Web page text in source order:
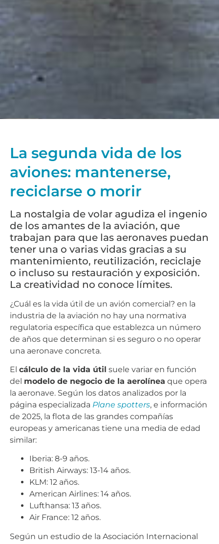
La segunda vida de los
aviones: mantenerse,
reciclarse o morir
La nostalgia de volar agudiza el ingenio
de los amantes de la aviación, que
trabajan para que las aeronaves puedan
tener una o varias vidas gracias a su
mantenimiento, reutilización, reciclaje
o incluso su restauración y exposición.
La creatividad no conoce límites.
¿Cuál es la vida útil de un avión comercial? en la
industria de la aviación no hay una normativa
regulatoria específica que establezca un número
de años que determinan si es seguro o no operar
una aeronave concreta.
El cálculo de la vida útil suele variar en función
del modelo de negocio de la aerolínea que opera
la aeronave. Según los datos analizados por la
página especializada Plane spotters, e información
de 2025, la flota de las grandes compañías
europeas y americanas tiene una media de edad
similar:
Iberia: 8-9 años.
British Airways: 13-14 años.
KLM: 12 años.
American Airlines: 14 años.
Lufthansa: 13 años.
Air France: 12 años.
Según un estudio de la Asociación Internacional